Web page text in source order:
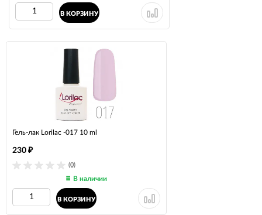
В КОРЗИНУ
Гель-лак Lorilac -017 10 ml
(0)
230 ₽
В наличии
В КОРЗИНУ